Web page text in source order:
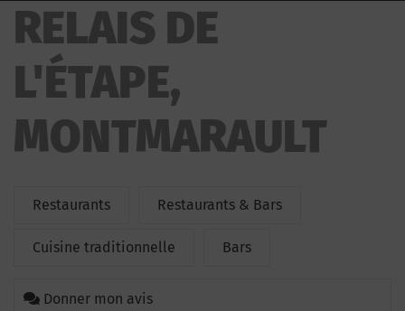
RELAIS DE
L'ÉTAPE,
MONTMARAULT
Restaurants Restaurants & Bars
Cuisine traditionnelle Bars
Donner mon avis